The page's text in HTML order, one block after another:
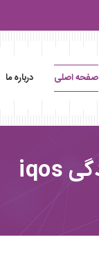
صفحه اصلی درباره ما